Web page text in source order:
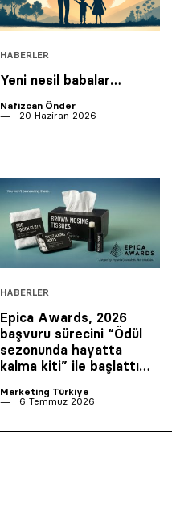
HABERLER
Yeni nesil babalar…
Nafizcan Önder
20 Haziran 2026
HABERLER
Epica Awards, 2026
başvuru sürecini “Ödül
sezonunda hayatta
kalma kiti” ile başlattı…
Marketing Türkiye
6 Temmuz 2026